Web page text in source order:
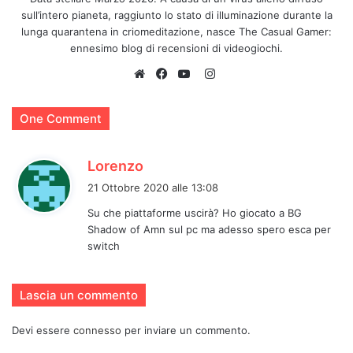
La resa delle ambientazioni é perfetta, nel mood e nei
colori.
Baldur’s Gate 3 esce quindi carico di aspettative, e
promette moltissimo sia sul piano tecnico, che social.
ComeDivinity
BG3 vuole imporsi come un vero e proprio
“motore di gioco” pronto a trascendere l’avventura della
aggiuntive, espansioni, mods, ed in definitiva osando
proporsi a master e giocatori come alternativa possibile
allo stessoD&D“pen and paper”. Inoltre, fin dalla sua
sull’intero pianeta, raggiunto lo stato di illuminazione durante la
lunga quarantena in criomeditazione, nasce The Casual Gamer:
ennesimo blog di recensioni di videogiochi.
Instagram
One Comment
Lorenzo
e
t
21 Ottobre 2020 alle 13:08
Su che piattaforme uscirà? Ho giocato a BG
Shadow of Amn sul pc ma adesso spero esca per
switch
Lascia un commento
Devi essere connesso per inviare un commento.